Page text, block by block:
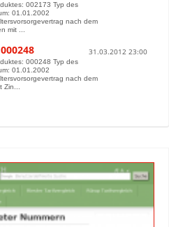
002173 Typ des
01.01.2002
nach dem
mit ...
31.03.2012 23:00
000248 Typ des
01.01.2002
nach dem